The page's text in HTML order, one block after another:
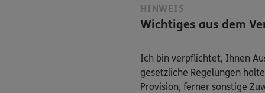
HINWEIS
Wichtiges aus dem
Ich bin verpflichtet, Ihnen
gesetzliche Regelungen
Provision, ferner sonstige